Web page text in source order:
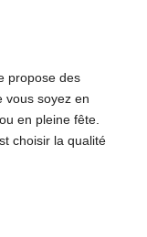
propose des
vous soyez en
en pleine fête.
choisir la qualité